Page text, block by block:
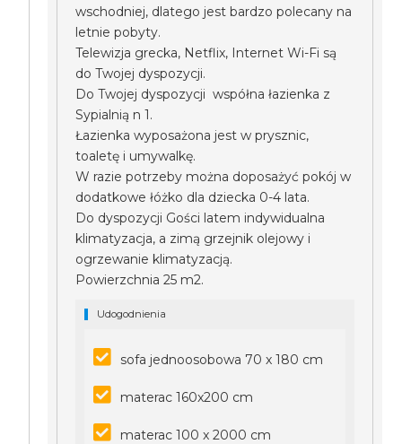
wschodniej, dlatego jest bardzo polecany na
letnie pobyty.
Telewizja grecka, Netflix, Internet Wi-Fi są
do Twojej dyspozycji.
Do Twojej dyspozycji współna łazienka z
Sypialnią n 1.
Łazienka wyposażona jest w prysznic,
toaletę i umywalkę.
W razie potrzeby można doposażyć pokój w
dodatkowe łóżko dla dziecka 0-4 lata.
Do dyspozycji Gości latem indywidualna
klimatyzacja, a zimą grzejnik olejowy i
ogrzewanie klimatyzacją.
Powierzchnia 25 m2.
Udogodnienia
sofa jednoosobowa 70 x 180 cm
materac 160x200 cm
materac 100 x 2000 cm